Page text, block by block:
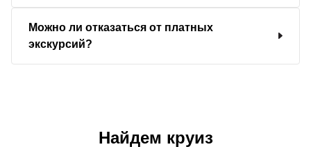
Можно ли отказаться от платных
экскурсий?
Найдем круиз